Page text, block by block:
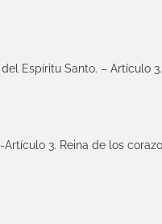
Espíritu Santo. – Artículo
3. Reina de los